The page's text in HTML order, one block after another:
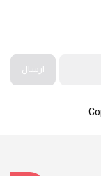
ارسال